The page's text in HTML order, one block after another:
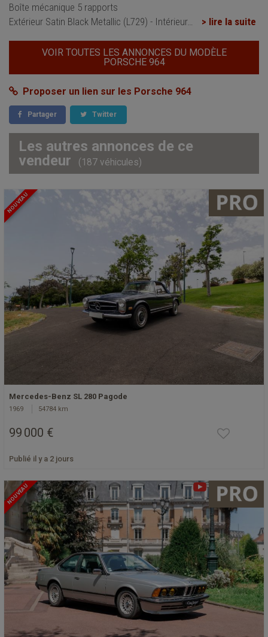
Boîte mécanique 5 rapports
Extérieur Satin Black Metallic (L729) - Intérieur… > lire la suite
VOIR TOUTES LES ANNONCES DU MODÈLE
PORSCHE 964
Proposer un lien sur les Porsche 964
Partager Twitter
Les autres annonces de ce
vendeur
(187 véhicules)
NOUVEAU
Mercedes-Benz SL 280 Pagode
1969 54784 km
99 000 €
Publié il y a 2 jours
NOUVEAU